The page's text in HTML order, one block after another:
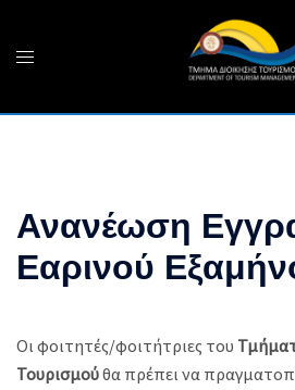
content
Toggle
Ανανέωση
Εαρινού
Οι φοιτητές/φοιτήτριες του
Τουρισμούθα πρέπει να